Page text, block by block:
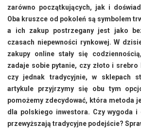
zarówno początkujących, jak i
Oba kruszce od pokoleń są symbolem
a ich zakup postrzegany jest jako
czasach niepewności rynkowej. W
zakupy online stały się
zadaje sobie pytanie, czy złoto i srebro
czy jednak tradycyjnie, w sklepach
artykule przyjrzymy się obu tym
pomożemy zdecydować, która metoda
dla polskiego inwestora. Czy wygoda i
przewyższają tradycyjne podejście?